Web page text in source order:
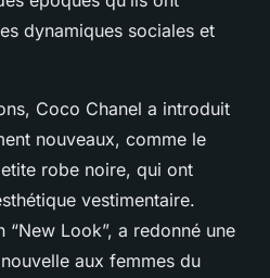
dynamiques sociales et
Coco Chanel a introduit
nouveaux, comme le
robe noire, qui ont
vestimentaire.
“New Look”, a redonné une
aux femmes du